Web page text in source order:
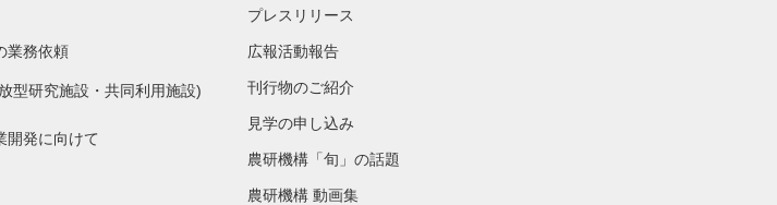
業務依頼
型研究施設・共同利用施設)
開発に向けて
プレスリリース
広報活動報告
刊行物のご紹介
見学の申し込み
農研機構「旬」の話題
農研機構 動画集